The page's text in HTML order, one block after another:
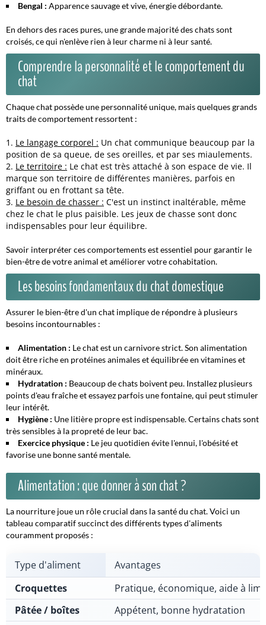
Bengal : Apparence sauvage et vive, énergie débordante.
En dehors des races pures, une grande majorité des chats sont
croisés, ce qui n'enlève rien à leur charme ni à leur santé.
Comprendre la personnalité et le comportement du
chat
Chaque chat possède une personnalité unique, mais quelques grands
traits de comportement ressortent :
Le langage corporel : Un chat communique beaucoup par la
position de sa queue, de ses oreilles, et par ses miaulements.
Le territoire : Le chat est très attaché à son espace de vie. Il
marque son territoire de différentes manières, parfois en
griffant ou en frottant sa tête.
Le besoin de chasser : C'est un instinct inaltérable, même
chez le chat le plus paisible. Les jeux de chasse sont donc
indispensables pour leur équilibre.
Savoir interpréter ces comportements est essentiel pour garantir le
bien-être de votre animal et améliorer votre cohabitation.
Les besoins fondamentaux du chat domestique
Assurer le bien-être d'un chat implique de répondre à plusieurs
besoins incontournables :
Alimentation : Le chat est un carnivore strict. Son alimentation
doit être riche en protéines animales et équilibrée en vitamines et
minéraux.
Hydratation : Beaucoup de chats boivent peu. Installez plusieurs
points d'eau fraîche et essayez parfois une fontaine, qui peut stimuler
leur intérêt.
Hygiène : Une litière propre est indispensable. Certains chats sont
très sensibles à la propreté de leur bac.
Exercice physique : Le jeu quotidien évite l'ennui, l'obésité et
favorise une bonne santé mentale.
Alimentation : que donner à son chat ?
La nourriture joue un rôle crucial dans la santé du chat. Voici un
tableau comparatif succinct des différents types d'aliments
couramment proposés :
Type d'aliment
Avantages
Croquettes
Pratique, économique, aide à
Pâtée / boîtes
Appétent, bonne hydratation